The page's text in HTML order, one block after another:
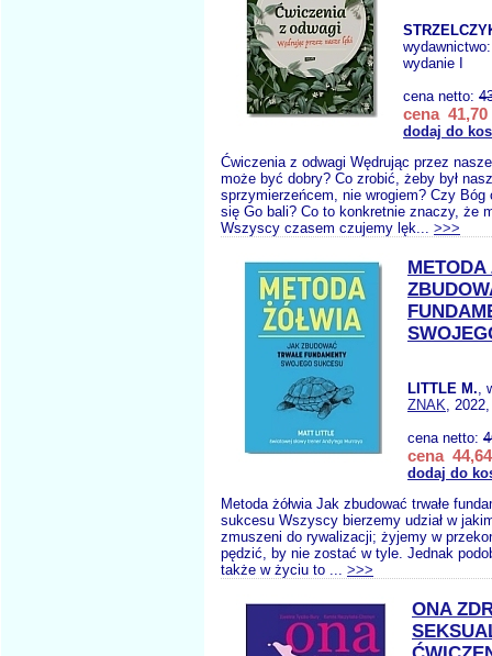
wydanie I
cena netto:
cena 41,70
dodaj do
Ćwiczenia z odwagi Wędrując przez
może być dobry? Co zrobić, żeby był
sprzymierzeńcem, nie wrogiem? Czy
się Go bali? Co to konkretnie znaczy, że
Wszyscy czasem czujemy lęk... >>>
LITTLE M.,
ZNAK,
cena netto:
cena 44,64
dodaj do
Metoda żółwia Jak zbudować trwałe
sukcesu Wszyscy bierzemy udział w
zmuszeni do rywalizacji; żyjemy w
pędzić, by nie zostać w tyle. Jednak
także w życiu to ... >>>
ONA